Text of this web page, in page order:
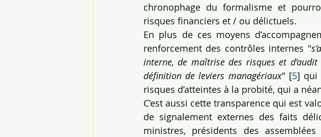
chronophage du formalisme et
risques financiers et / ou délictuels.
En plus de ces moyens
renforcement des contrôles internes "
interne, de maîtrise des risques et
définition de leviers managériaux" [5] qui
risques d’atteintes à la probité, qui a
C’est aussi cette transparence qui est
de signalement externes des faits
ministres, présidents des